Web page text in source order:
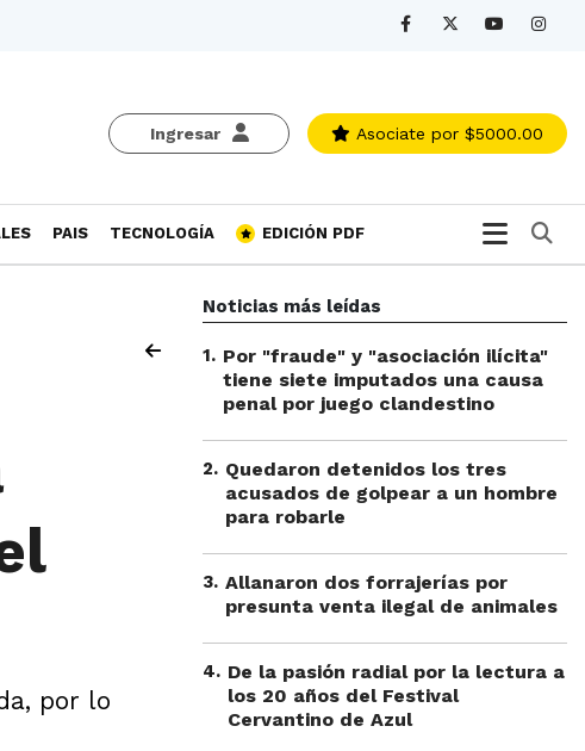
Ingresar Asociate por $5000.00
PAIS TECNOLOGÍA EDICIÓN PDF
por lo
Noticias más leídas
1. Por "fraude" y "asociación ilícita"
tiene siete imputados una causa
penal por juego clandestino
2. Quedaron detenidos los tres
acusados de golpear a un hombre
para robarle
3. Allanaron dos forrajerías por
presunta venta ilegal de animales
4. De la pasión radial por la lectura a
los 20 años del Festival
Cervantino de Azul